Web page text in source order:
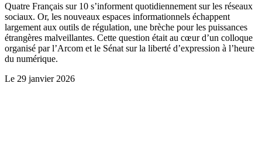
Quatre Français sur 10 s’informent quotidiennement sur les réseaux
sociaux. Or, les nouveaux espaces informationnels échappent
largement aux outils de régulation, une brèche pour les puissances
étrangères malveillantes. Cette question était au cœur d’un colloque
organisé par l’Arcom et le Sénat sur la liberté d’expression à l’heure
du numérique.
Le 29 janvier 2026